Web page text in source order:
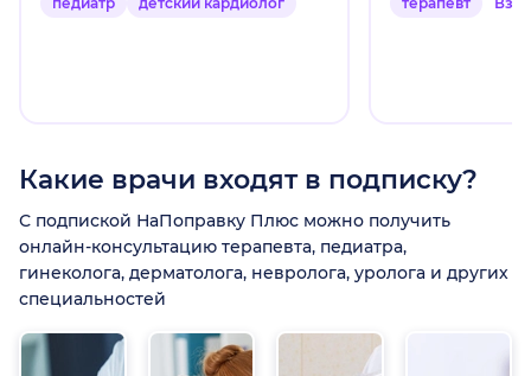
Какие врачи входят в подписку?
С подпиской НаПоправку Плюс можно получить
онлайн-консультацию терапевта, педиатра,
гинеколога, дерматолога, невролога, уролога и других
специальностей